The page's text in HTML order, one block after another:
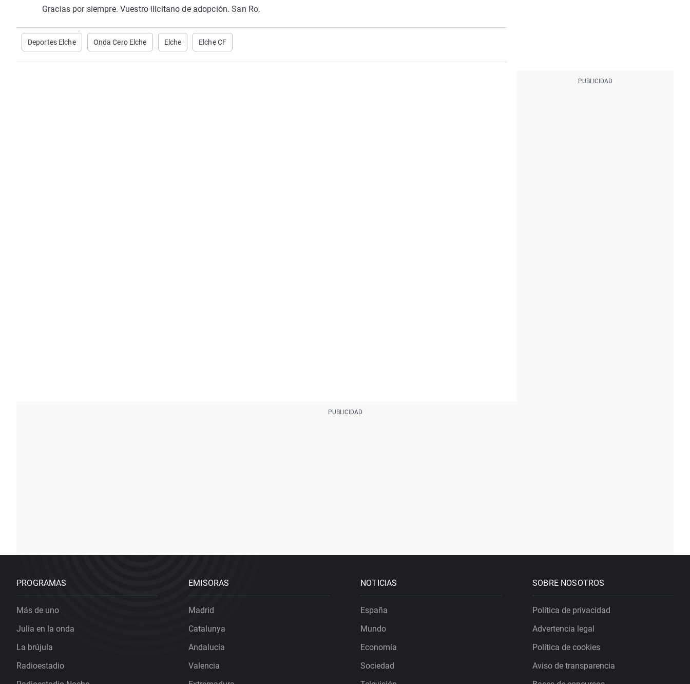
Gracias por siempre. Vuestro ilicitano de adopción. San Ro.
Deportes Elche Onda Cero Elche Elche Elche CF
PROGRAMAS
Más de uno
Julia en la onda
La brújula
Radioestadio
EMISORAS
Madrid
Catalunya
Andalucía
Valencia
NOTICIAS
España
Mundo
Economía
Sociedad
SOBRE NOSOTROS
Política de privacidad
Advertencia legal
Política de cookies
Aviso de transparencia